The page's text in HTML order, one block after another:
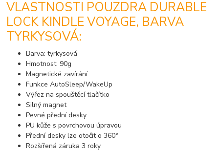
VLASTNOSTI POUZDRA DURABLE
LOCK KINDLE VOYAGE, BARVA
TYRKYSOVÁ:
Barva: tyrkysová
Hmotnost: 90g
Magnetické zavírání
Funkce AutoSleep/WakeUp
Výřez na spouštěcí tlačítko
Silný magnet
Pevné přední desky
PU kůže s povrchovou úpravou
Přední desky lze otočit o 360°
Rozšířená záruka 3 roky